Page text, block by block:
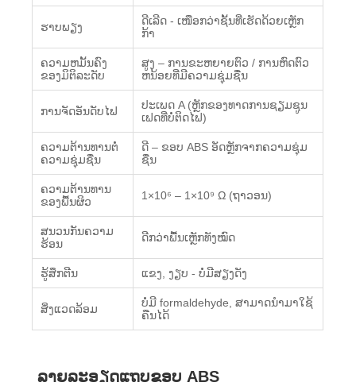
ຮາບພຽງ
ດີເລີດ - ເໜືອກວ່າຊັ້ນທີ່ເຮັດດ້ວຍເຫຼັກ
ກ້າ
ຄວາມຫມັ້ນຄົງ
ຂອງມິຕິລະດັບ
ສູງ – ການ​ຂະ​ຫຍາຍ​ຕົວ / ການ​ຫົດ​ຕົວ​
ຫນ້ອຍ​ທີ່​ມີ​ຄວາມ​ຊຸ່ມ​ຊື່ນ​
ການຈັດອັນດັບໄຟ
ປະເພດ A (ຫຼັກຂອງທາດການຊຽມຊູນ
ເຟດທີ່ບໍ່ຕິດໄຟ)
ຄວາມຕ້ານທານຕໍ່
ຄວາມຊຸ່ມຊື່ນ
ດີ – ຂອບ ABS ອັດຫຼັກຈາກຄວາມຊຸ່ມ
ຊື່ນ
ຄວາມຕ້ານທານ
ຂອງພື້ນຜິວ
1×10⁶ – 1×10⁹ Ω (ຖາວອນ)
ສນວນກັນຄວາມ
ຮ້ອນ
ດີກວ່າພື້ນເຫຼັກທັງໝົດ
ຮູ້ສຶກຕີນ ແຂງ, ງຽບ - ບໍ່ມີສຽງດັງ
ສິ່ງແວດລ້ອມ
ບໍ່ມີ formaldehyde, ສາມາດນໍາມາໃຊ້
ຄືນໄດ້
ລາຍລະອຽດແຖບຂອບ ABS